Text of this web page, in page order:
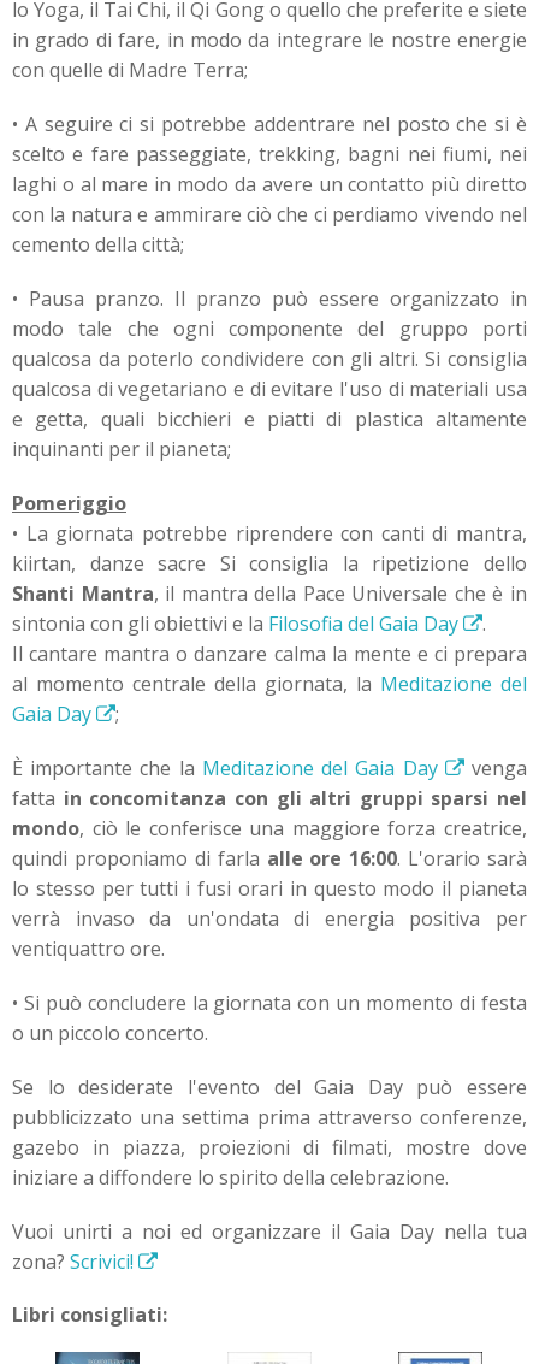
lo Yoga, il Tai Chi, il Qi Gong o quello che preferite e siete
in grado di fare, in modo da integrare le nostre energie
con quelle di Madre Terra;
• A seguire ci si potrebbe addentrare nel posto che si è
scelto e fare passeggiate, trekking, bagni nei fiumi, nei
laghi o al mare in modo da avere un contatto più diretto
con la natura e ammirare ciò che ci perdiamo vivendo nel
cemento della città;
• Pausa pranzo. Il pranzo può essere organizzato in
modo tale che ogni componente del gruppo porti
qualcosa da poterlo condividere con gli altri. Si consiglia
qualcosa di vegetariano e di evitare l'uso di materiali usa
e getta, quali bicchieri e piatti di plastica altamente
inquinanti per il pianeta;
Pomeriggio
• La giornata potrebbe riprendere con canti di mantra,
kiirtan, danze sacre Si consiglia la ripetizione dello
Shanti Mantra, il mantra della Pace Universale che è in
sintonia con gli obiettivi e la Filosofia del Gaia Day
.
Il cantare mantra o danzare calma la mente e ci prepara
al momento centrale della giornata, la Meditazione del
Gaia Day
;
È importante che la Meditazione del Gaia Day
venga
fatta in concomitanza con gli altri gruppi sparsi nel
mondo, ciò le conferisce una maggiore forza creatrice,
quindi proponiamo di farla alle ore 16:00. L'orario sarà
lo stesso per tutti i fusi orari in questo modo il pianeta
verrà invaso da un'ondata di energia positiva per
ventiquattro ore.
• Si può concludere la giornata con un momento di festa
o un piccolo concerto.
Se lo desiderate l'evento del Gaia Day può essere
pubblicizzato una settima prima attraverso conferenze,
gazebo in piazza, proiezioni di filmati, mostre dove
iniziare a diffondere lo spirito della celebrazione.
Vuoi unirti a noi ed organizzare il Gaia Day nella tua
zona? Scrivici!
Libri consigliati: